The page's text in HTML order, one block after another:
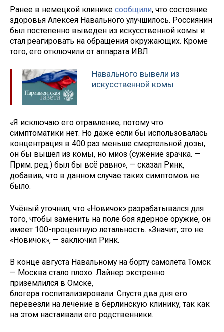
Ранее в немецкой клинике сообщили, что состояние
здоровья Алексея Навального улучшилось. Россиянин
был постепенно выведен из искусственной комы и
стал реагировать на обращения окружающих. Кроме
того, его отключили от аппарата ИВЛ.
Навального вывели из
искусственной комы
«Я исключаю его отравление, потому что
симптоматики нет. Но даже если бы использовалась
концентрация в 400 раз меньше смертельной дозы,
он бы вышел из комы, но миоз (сужение зрачка. —
Прим. ред.) был бы всё равно», — сказал Ринк,
добавив, что в данном случае таких симптомов не
было.
Учёный уточнил, что «Новичок» разрабатывался для
того, чтобы заменить на поле боя ядерное оружие, он
имеет 100-процентную летальность. «Значит, это не
«Новичок», — заключил Ринк.
В конце августа Навальному на борту самолёта Томск
— Москва стало плохо. Лайнер экстренно
приземлился в Омске,
блогера госпитализировали. Спустя два дня его
перевезли на лечение в берлинскую клинику, так как
на этом настаивали его родственники.